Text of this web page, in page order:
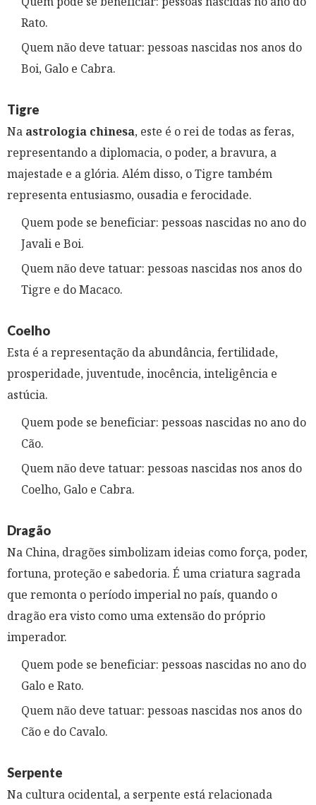
Rato.
Quem não deve tatuar: pessoas nascidas nos anos do
Boi, Galo e Cabra.
Tigre
Na astrologia chinesa, este é o rei de todas as feras,
representando a diplomacia, o poder, a bravura, a
majestade e a glória. Além disso, o Tigre também
representa entusiasmo, ousadia e ferocidade.
Quem pode se beneficiar: pessoas nascidas no ano do
Javali e Boi.
Quem não deve tatuar: pessoas nascidas nos anos do
Tigre e do Macaco.
Coelho
Esta é a representação da abundância, fertilidade,
prosperidade, juventude, inocência, inteligência e
astúcia.
Quem pode se beneficiar: pessoas nascidas no ano do
Cão.
Quem não deve tatuar: pessoas nascidas nos anos do
Coelho, Galo e Cabra.
Dragão
Na China, dragões simbolizam ideias como força, poder,
fortuna, proteção e sabedoria. É uma criatura sagrada
que remonta o período imperial no país, quando o
dragão era visto como uma extensão do próprio
imperador.
Quem pode se beneficiar: pessoas nascidas no ano do
Galo e Rato.
Quem não deve tatuar: pessoas nascidas nos anos do
Cão e do Cavalo.
Serpente
Na cultura ocidental, a serpente está relacionada